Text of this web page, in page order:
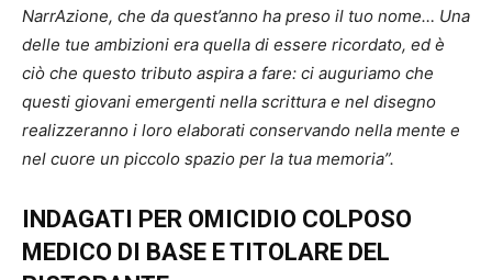
NarrAzione, che da quest’anno ha preso il tuo nome… Una
delle tue ambizioni era quella di essere ricordato, ed è
ciò che questo tributo aspira a fare: ci auguriamo che
questi giovani emergenti nella scrittura e nel disegno
realizzeranno i loro elaborati conservando nella mente e
nel cuore un piccolo spazio per la tua memoria”.
INDAGATI PER OMICIDIO COLPOSO
MEDICO DI BASE E TITOLARE DEL